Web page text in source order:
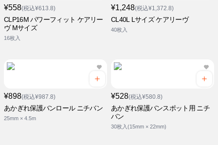
¥558(税込¥613.8)
CLP16M パワーフィット ケアリー
ヴ Mサイズ
16枚入
¥1,248(税込¥1,372.8)
CL40L Lサイズ ケアリーヴ
40枚入
¥898(税込¥987.8)
あかぎれ保護バンロール ニチバン
25mm × 4.5m
¥528(税込¥580.8)
あかぎれ保護バンスポット用 ニチ
バン
30枚入(15mm × 22mm)